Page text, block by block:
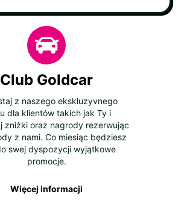
Club Goldcar
z naszego ekskluzyvnego
dla klientów takich jak Ty i
zniżki oraz nagrody rezerwując
z nami. Co miesiąc będziesz
swej dyspozycji wyjątkowe
promocje.
Więcej informacji